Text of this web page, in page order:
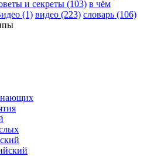
и секреты (103) в чём
(1) видео (223) словарь (106)